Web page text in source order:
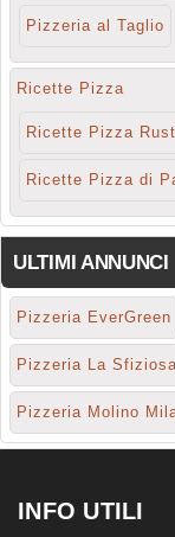
Pizzeria al Taglio
Ricette Pizza
Ricette Pizza
Ricette Pizza di
ULTIMI ANNUNCI
Pizzeria EverGreen
Pizzeria La
Pizzeria Molino
INFO UTILI